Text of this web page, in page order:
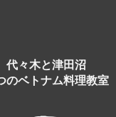
代々木と津田沼
のベトナム料理教室